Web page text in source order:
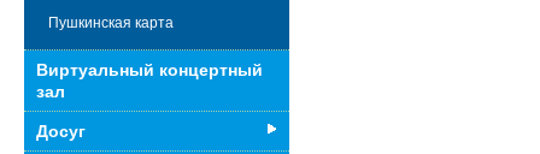
Пушкинская карта
Виртуальный концертный
зал
Досуг